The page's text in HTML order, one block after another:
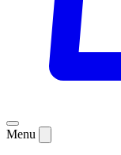
Menu